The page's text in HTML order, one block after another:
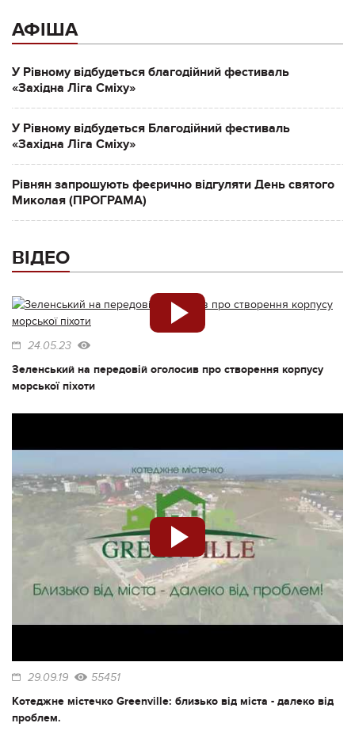
АФІША
У Рівному відбудеться благодійний фестиваль
«Західна Ліга Сміху»
У Рівному відбудеться Благодійний фестиваль
«Західна Ліга Сміху»
Рівнян запрошують феєрично відгуляти День святого
Миколая (ПРОГРАМА)
ВІДЕО
24.05.23
Зеленський на передовій оголосив про створення корпусу
морської піхоти
29.09.19 55451
Котеджне містечко Greenville: близько від міста - далеко від
проблем.